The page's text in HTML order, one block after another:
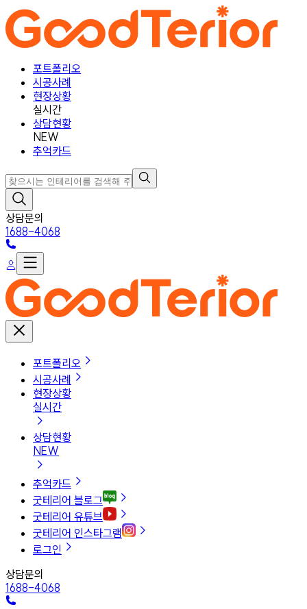
포트폴리오
시공사례
현장상황
실시간
상담현황
NEW
추억카드
상담문의
1688-4068
포트폴리오
시공사례
현장상황
실시간
상담현황
NEW
추억카드
굿테리어 블로그
굿테리어 유튜브
굿테리어 인스타그램
로그인
상담문의
1688-4068